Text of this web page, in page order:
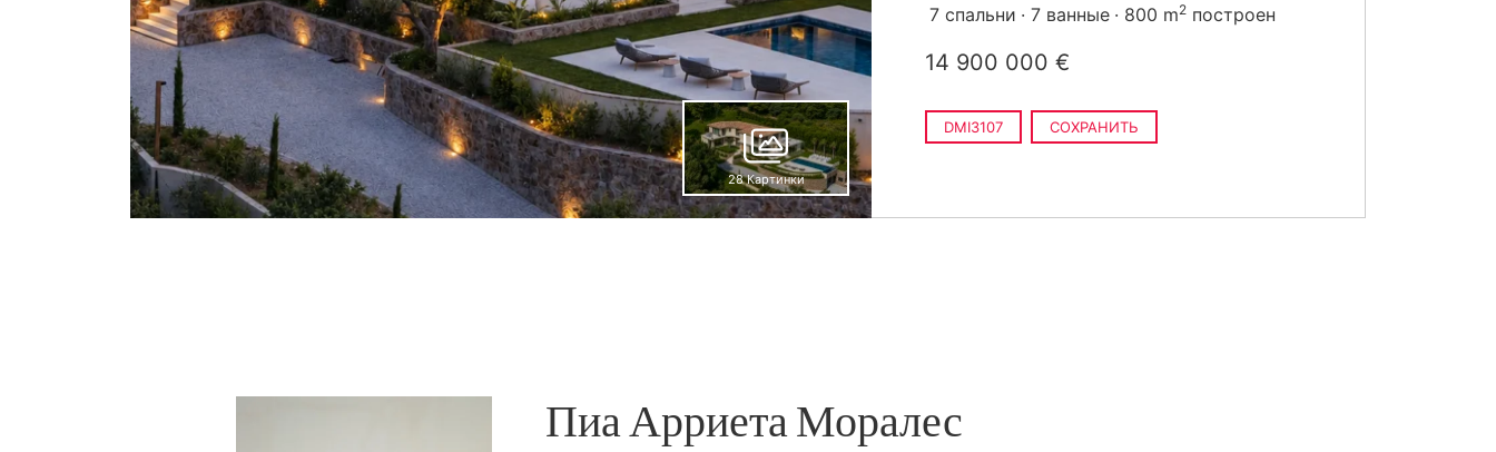
28 Картинки
7 спальни 7 ванные 800 m2 построен
14 900 000 €
DMI3107 СОХРАНИТЬ
Пиа Арриета Моралес